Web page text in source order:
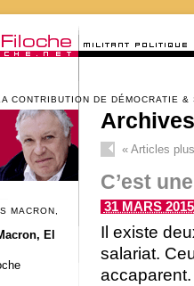
CONTRIBUTION DE DÉMOCRATIE &
«Articles
C’est
31 MARS
Il existe
salariat.
MACRON,
El